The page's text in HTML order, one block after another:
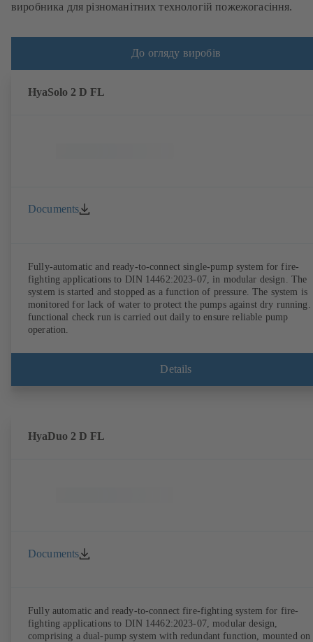
виробника для різноманітних технологій пожежогасіння.
До огляду виробів
HyaSolo 2 D FL
Documents
Fully-automatic and ready-to-connect single-pump system for fire-
fighting applications to DIN 14462:2023-07, in modular design. The
system is started and stopped as a function of pressure. The system is
monitored for lack of water to protect the pumps against dry running.
functional check run is carried out daily to ensure reliable pump
operation.
Details
HyaDuo 2 D FL
Documents
Fully automatic and ready-to-connect fire-fighting system for fire-
fighting applications to DIN 14462:2023-07, modular design,
comprising a dual-pump system with redundant function, mounted on